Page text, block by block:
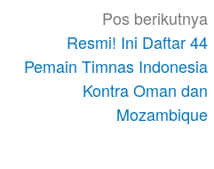
Pos berikutnya
Resmi! Ini Daftar 44
Pemain Timnas Indonesia
Kontra Oman dan
Mozambique